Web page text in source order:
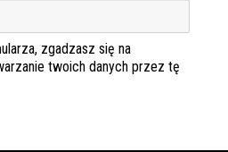
zgadzasz się na
twoich danych przez tę